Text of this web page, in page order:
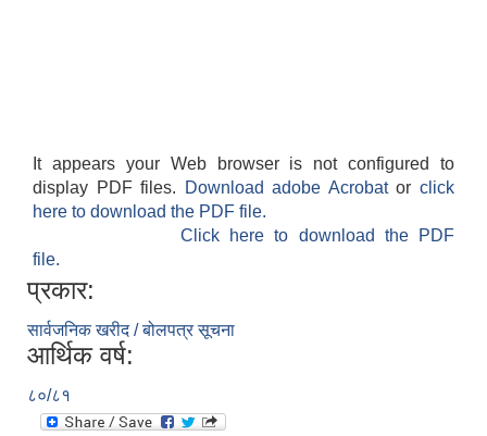
It appears your Web browser is not configured to
display PDF files.
Download adobe Acrobatorclick
here to download the PDF file.
Click here to download the PDF
file.
प्रकार:
सार्वजनिक खरीद / बोलपत्र सूचना
आर्थिक वर्ष:
८०/८१